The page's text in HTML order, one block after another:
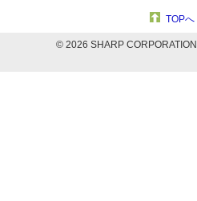
TOPへ
© 2026 SHARP CORPORATION